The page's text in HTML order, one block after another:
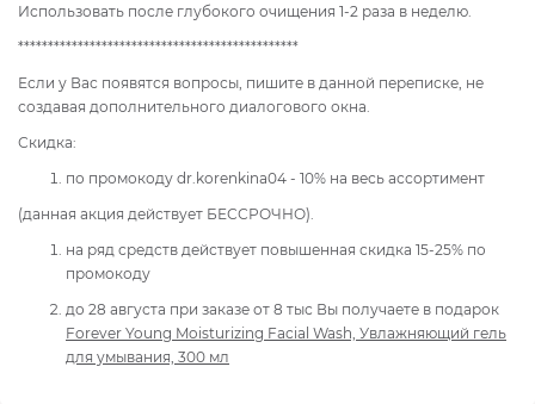
Использовать после глубокого очищения 1-2 раза в неделю.
***********************************************
Если у Вас появятся вопросы, пишите в данной переписке, не
создавая дополнительного диалогового окна.
Скидка:
по промокоду dr.korenkina04 - 10% на весь ассортимент
(данная акция действует БЕССРОЧНО).
на ряд средств действует повышенная скидка 15-25% по
промокоду
до 28 августа при заказе от 8 тыс Вы получаете в подарок
Forever Young Moisturizing Facial Wash, Увлажняющий гель
для умывания, 300 мл